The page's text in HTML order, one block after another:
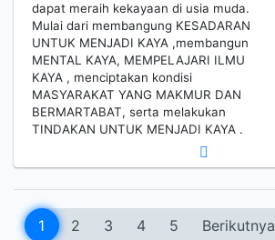
dapat meraih kekayaan di usia muda.
Mulai dari membangung KESADARAN
UNTUK MENJADI KAYA ,membangun
MENTAL KAYA, MEMPELAJARI ILMU
KAYA , menciptakan kondisi
MASYARAKAT YANG MAKMUR DAN
BERMARTABAT, serta melakukan
TINDAKAN UNTUK MENJADI KAYA .
1 2 3 4 5 Berikutnya